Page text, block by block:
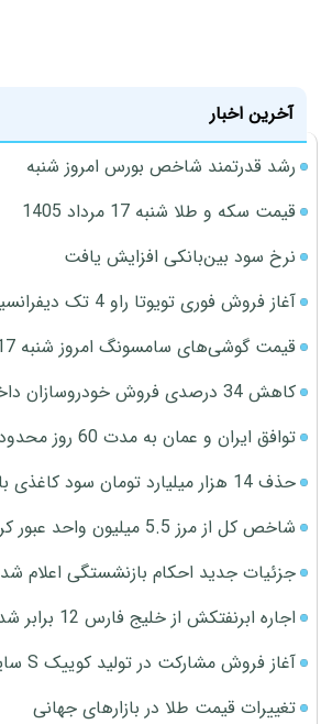
آخرین اخبار
رشد قدرتمند شاخص بورس امروز شنبه
قیمت سکه و طلا شنبه 17 مرداد 1405
نرخ سود بین‌بانکی افزایش یافت
آغاز فروش فوری تویوتا راو 4 تک دیفرانسیل 2025
قیمت گوشی‌های سامسونگ امروز شنبه 17 مرداد 1405
کاهش 34 درصدی فروش خودروسازان داخلی در 4 ماه
توافق ایران و عمان به مدت 60 روز محدود خواهد بود
حذف 14 هزار میلیارد تومان سود کاغذی بانک صادرات
شاخص کل از مرز 5.5 میلیون واحد عبور کرد
جزئیات جدید احکام بازنشستگی اعلام شد
اجاره ابرنفتکش از خلیج فارس 12 برابر شد
آغاز فروش مشارکت در تولید کوییک S سایپا از امروز
تغییرات قیمت طلا در بازارهای جهانی